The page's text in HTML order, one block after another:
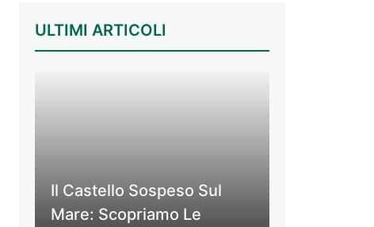
ULTIMI ARTICOLI
Il Castello Sospeso Sul
Mare: Scopriamo Le